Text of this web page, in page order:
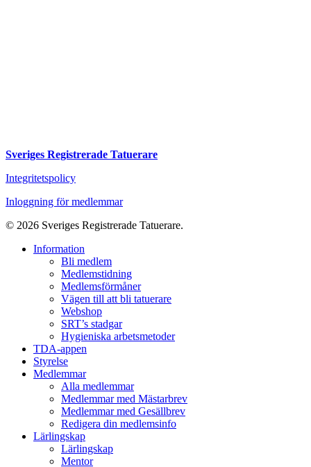
Sveriges Registrerade Tatuerare
Integritetspolicy
Inloggning för medlemmar
© 2026 Sveriges Registrerade Tatuerare.
Close
Information
Bli medlem
Medlemstidning
Medlemsförmåner
Vägen till att bli tatuerare
Webshop
SRT’s stadgar
Hygieniska arbetsmetoder
TDA-appen
Styrelse
Medlemmar
Alla medlemmar
Medlemmar med Mästarbrev
Medlemmar med Gesällbrev
Redigera din medlemsinfo
Lärlingskap
Lärlingskap
Mentor